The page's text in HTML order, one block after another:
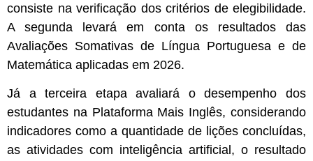
consiste na verificação dos critérios de elegibilidade.
A segunda levará em conta os resultados das
Avaliações Somativas de Língua Portuguesa e de
Matemática aplicadas em 2026.
Já a terceira etapa avaliará o desempenho dos
estudantes na Plataforma Mais Inglês, considerando
indicadores como a quantidade de lições concluídas,
as atividades com inteligência artificial, o resultado